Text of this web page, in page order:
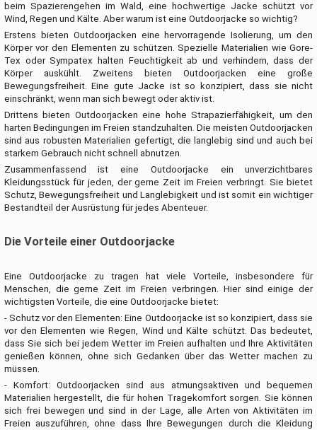
beim Spazierengehen im Wald, eine hochwertige Jacke schützt vor
Wind, Regen und Kälte. Aber warum ist eine Outdoorjacke so wichtig?
Erstens bieten Outdoorjacken eine hervorragende Isolierung, um den
Körper vor den Elementen zu schützen. Spezielle Materialien wie Gore-
Tex oder Sympatex halten Feuchtigkeit ab und verhindern, dass der
Körper auskühlt. Zweitens bieten Outdoorjacken eine große
Bewegungsfreiheit. Eine gute Jacke ist so konzipiert, dass sie nicht
einschränkt, wenn man sich bewegt oder aktiv ist.
Drittens bieten Outdoorjacken eine hohe Strapazierfähigkeit, um den
harten Bedingungen im Freien standzuhalten. Die meisten Outdoorjacken
sind aus robusten Materialien gefertigt, die langlebig sind und auch bei
starkem Gebrauch nicht schnell abnutzen.
Zusammenfassend ist eine Outdoorjacke ein unverzichtbares
Kleidungsstück für jeden, der gerne Zeit im Freien verbringt. Sie bietet
Schutz, Bewegungsfreiheit und Langlebigkeit und ist somit ein wichtiger
Bestandteil der Ausrüstung für jedes Abenteuer.
Die Vorteile einer Outdoorjacke
Eine Outdoorjacke zu tragen hat viele Vorteile, insbesondere für
Menschen, die gerne Zeit im Freien verbringen. Hier sind einige der
wichtigsten Vorteile, die eine Outdoorjacke bietet:
- Schutz vor den Elementen: Eine Outdoorjacke ist so konzipiert, dass sie
vor den Elementen wie Regen, Wind und Kälte schützt. Das bedeutet,
dass Sie sich bei jedem Wetter im Freien aufhalten und Ihre Aktivitäten
genießen können, ohne sich Gedanken über das Wetter machen zu
müssen.
- Komfort: Outdoorjacken sind aus atmungsaktiven und bequemen
Materialien hergestellt, die für hohen Tragekomfort sorgen. Sie können
sich frei bewegen und sind in der Lage, alle Arten von Aktivitäten im
Freien auszuführen, ohne dass Ihre Bewegungen durch die Kleidung